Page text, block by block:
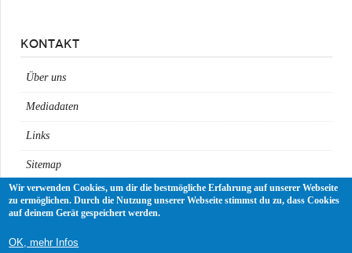
KONTAKT
Über uns
Mediadaten
Links
Sitemap
Impressum
Wir verwenden Cookies, um dir die bestmögliche Erfahrung auf unserer Webseite
zu ermöglichen. Durch die Nutzung unserer Webseite stimmst du zu, dass Cookies
auf deinem Gerät gespeichert werden.
OK, mehr Infos